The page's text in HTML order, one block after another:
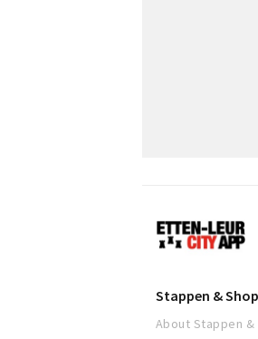
Etten-
Leur
Stappen &
About Stappen &